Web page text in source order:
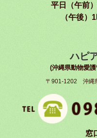
平日（午前
（午後）
ハピ
(沖縄県動物愛
〒901-1202 沖縄
窓